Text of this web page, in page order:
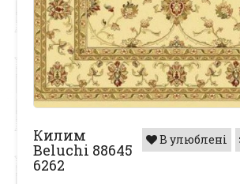
В улюблені
Килим
Beluchi 88645
6262